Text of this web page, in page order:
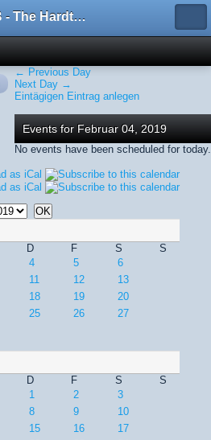
USB - The Hardtechno Family
← Previous Day
Next Day →
Eintägigen Eintrag anlegen
Events for Februar 04, 2019
No events have been scheduled for today.
D F S
S
4 5
6
11 12
13
18 19
20
25 26
27
D F S
S
1
2
3
8 9
10
15 16
17